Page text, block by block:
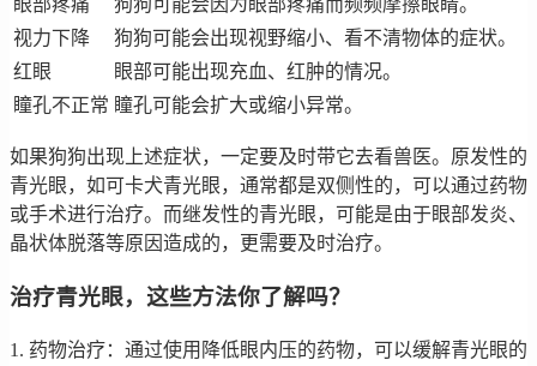
眼部疼痛
狗狗可能会因为眼部疼痛而频频摩擦眼睛。
视力下降
狗狗可能会出现视野缩小、看不清物体的症状。
红眼
眼部可能出现充血、红肿的情况。
瞳孔不正常 瞳孔可能会扩大或缩小异常。
如果狗狗出现上述症状，一定要及时带它去看兽医。原发性的
青光眼，如可卡犬青光眼，通常都是双侧性的，可以通过药物
或手术进行治疗。而继发性的青光眼，可能是由于眼部发炎、
晶状体脱落等原因造成的，更需要及时治疗。
治疗青光眼，这些方法你了解吗？
1. 药物治疗：通过使用降低眼内压的药物，可以缓解青光眼的